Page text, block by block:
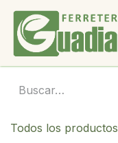
Ir al contenido
Todos los productos